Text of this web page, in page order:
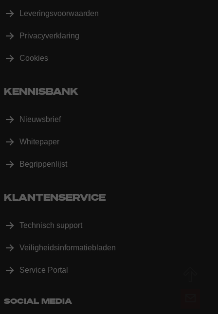
Leveringsvoorwaarden
Privacyverklaring
Cookies
KENNISBANK
Nieuwsbrief
Whitepaper
Begrippenlijst
KLANTENSERVICE
Technisch support
Veiligheidsinformatiebladen
Service Portal
SOCIAL MEDIA